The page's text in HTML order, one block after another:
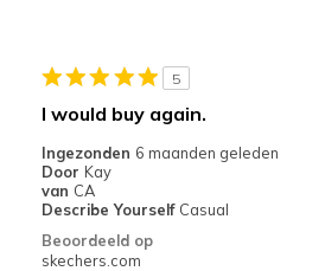
Golf.
Width
Feels true to width
Sizing
View On Shoes
I'm Into Shoes
5
I would buy again.
Ingezonden 6 maanden geleden
Door Kay
van CA
Describe Yourself Casual
Beoordeeld op
skechers.com